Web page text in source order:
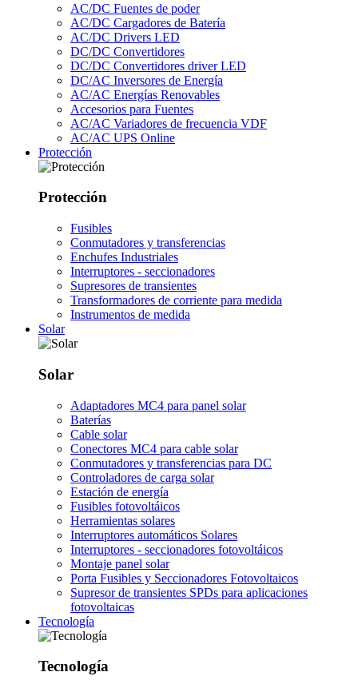
AC/DC Fuentes de poder
AC/DC Cargadores de Batería
AC/DC Drivers LED
DC/DC Convertidores
DC/DC Convertidores driver LED
DC/AC Inversores de Energía
AC/AC Energías Renovables
Accesorios para Fuentes
AC/AC Variadores de frecuencia VDF
AC/AC UPS Online
Protección
Protección
Fusibles
Conmutadores y transferencias
Enchufes Industriales
Interruptores - seccionadores
Supresores de transientes
Transformadores de corriente para medida
Instrumentos de medida
Solar
Solar
Adaptadores MC4 para panel solar
Baterías
Cable solar
Conectores MC4 para cable solar
Conmutadores y transferencias para DC
Controladores de carga solar
Estación de energía
Fusibles fotovoltáicos
Herramientas solares
Interruptores automáticos Solares
Interruptores - seccionadores fotovoltáicos
Montaje panel solar
Porta Fusibles y Seccionadores Fotovoltaicos
Supresor de transientes SPDs para aplicaciones
fotovoltaicas
Tecnología
Tecnología